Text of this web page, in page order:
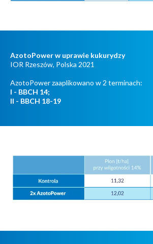
AzotoPower w uprawie kukurydzy
IOR Rzeszów, Polska 2021
AzotoPower zaaplikowano w 2 terminach:
I - BBCH 14;
II - BBCH 18-19